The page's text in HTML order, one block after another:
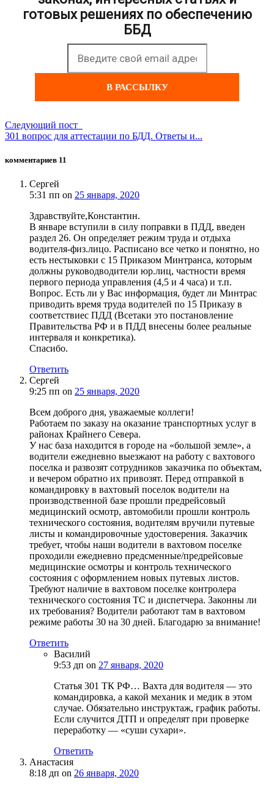
готовых решениях по обеспечению
ББД
В РАССЫЛКУ
Следующий пост
301 вопрос для аттестации по БДД. Ответы и...
комментариев 11
Сергей
5:31 пп on 25 января, 2020
Здравствуйте,Константин.
В январе вступили в силу поправки в ПДД, введен
раздел 26. Он определяет режим труда и отдыха
водителя-физ.лицо. Расписано все четко и понятно, но
есть нестыковки с 15 Приказом Минтранса, которым
должны руководводители юр.лиц, частности время
первого периода управления (4,5 и 4 часа) и т.п.
Вопрос. Есть ли у Вас информация, будет ли Минтрас
приводить время труда водителей по 15 Приказу в
соответствиес ПДД (Всетаки это постановление
Правительства РФ и в ПДД внесены более реальные
интерваля и конкретика).
Спасибо.
Ответить
Сергей
9:25 пп on 25 января, 2020
Всем доброго дня, уважаемые коллеги!
Работаем по заказу на оказание транспортных услуг в
районах Крайнего Севера.
У нас база находится в городе на «большой земле», а
водители ежедневно выезжают на работу с вахтового
поселка и развозят сотрудников заказчика по объектам,
и вечером обратно их привозят. Перед отправкой в
командировку в вахтовый поселок водители на
производственной базе прошли предрейсовый
медицинский осмотр, автомобили прошли контроль
технического состояния, водителям вручили путевые
листы и командировочные удостоверения. Заказчик
требует, чтобы наши водители в вахтовом поселке
проходили ежедневно предсменные/предрейсовые
медицинские осмотры и контроль технического
состояния с оформлением новых путевых листов.
Требуют наличие в вахтовом поселке контролера
технического состояния ТС и диспетчера. Законны ли
их требования? Водители работают там в вахтовом
режиме работы 30 на 30 дней. Благодарю за внимание!
Ответить
Василий
9:53 дп on 27 января, 2020
Статья 301 ТК РФ… Вахта для водителя — это
командировка, а какой механик и медик в этом
случае. Обязательно инструктаж, график работы.
Если случится ДТП и определят при проверке
переработку — «суши сухари».
Ответить
Анастасия
8:18 дп on 26 января, 2020